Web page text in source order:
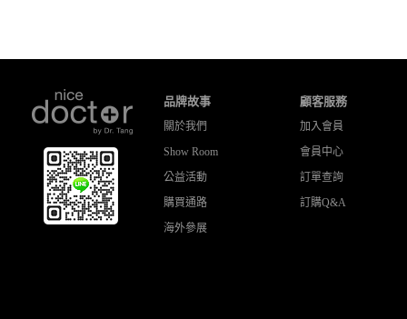
品牌故事
關於我們
Show Room
公益活動
購買通路
海外參展
顧客服務
加入會員
會員中心
訂單查詢
訂購Q&A